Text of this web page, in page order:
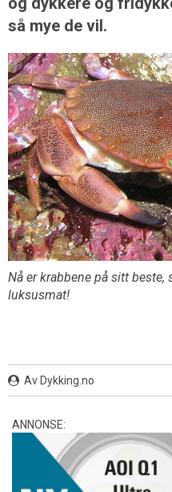
så mye de vil.
Nå er krabbene på sitt
luksusmat!
Av Dykking.no
ANNONSE: